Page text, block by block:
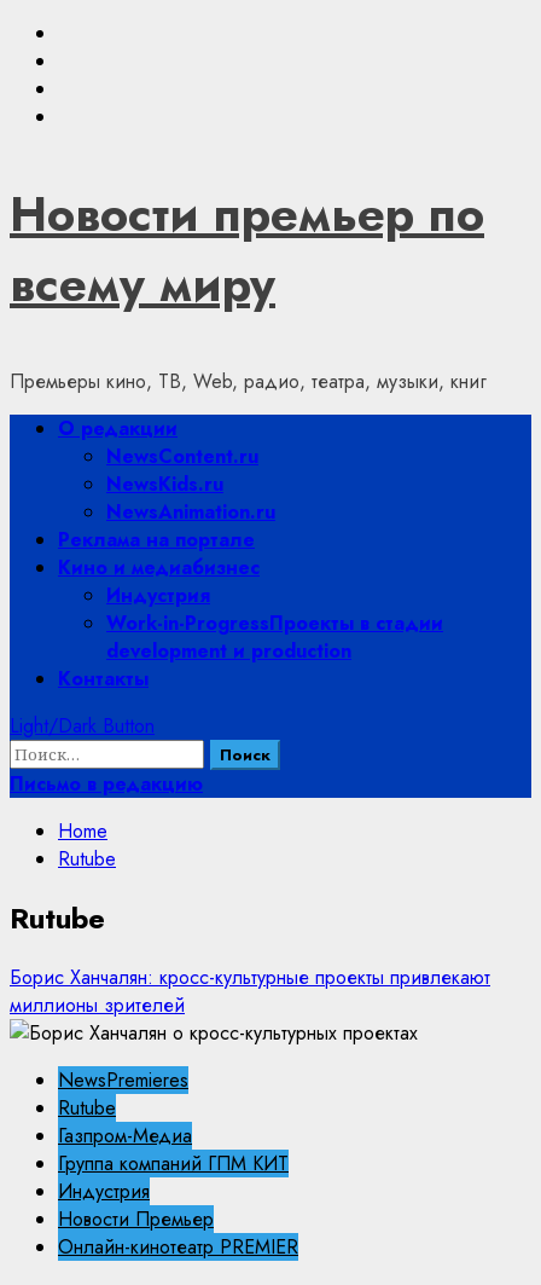
Skip
content
Новости премьер по
всему миру
Премьеры кино, ТВ, Web, радио, театра, музыки, книг
PrimaryО редакции
NewsContent.ru
NewsKids.ru
NewsAnimation.ru
Реклама на портале
Кино и медиабизнес
Индустрия
Work-in-ProgressПроекты в стадии
development и production
Контакты
Light/Dark Button
Найти:
Письмо в редакцию
Home
Rutube
Rutube
Борис Ханчалян: кросс-культурные проекты привлекают
миллионы зрителей
NewsPremieres
Rutube
Газпром-Медиа
Группа компаний ГПМ КИТ
Индустрия
Новости Премьер
Онлайн-кинотеатр PREMIER